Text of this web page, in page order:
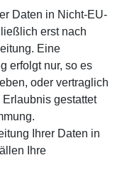
Daten in Nicht-EU-
erst nach
Eine
erfolgt nur, so es
oder vertraglich
gestattet
Ihrer Daten in
Ihre